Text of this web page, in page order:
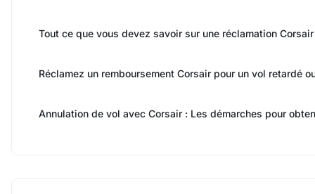
Tout ce que vous devez savoir sur une réclamation Corsair
Réclamez un remboursement Corsair pour un vol retardé
Annulation de vol avec Corsair : Les démarches pour